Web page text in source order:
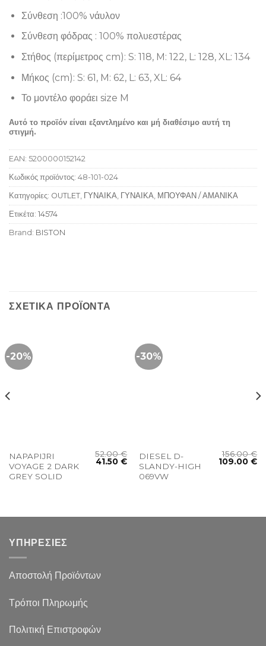
Σύνθεση :100% νάυλον
Σύνθεση φόδρας : 100% πολυεστέρας
Στήθος (περίμετρος cm): S: 118, M: 122, L: 128, XL: 134
Μήκος (cm): S: 61, M: 62, L: 63, XL: 64
Το μοντέλο φοράει size M
Αυτό το προϊόν είναι εξαντλημένο και μή διαθέσιμο αυτή τη
στιγμή.
EAN: 5200000152142
Κωδικός προϊόντος: 48-101-024
Κατηγορίες: OUTLET ΓΥΝΑΙΚΑ ΓΥΝΑΙΚΑ ΜΠΟΥΦΑΝ / ΑΜΑΝΙΚΑ
Ετικέτα: 14574
Brand: BISTON
ΣΧΕΤΙΚΆ ΠΡΟΪΌΝΤΑ
-20%
NAPAPIJRI
VOYAGE 2 DARK
GREY SOLID
52.00€
41.50€
-30%
DIESEL D-
SLANDY-HIGH
069VW
156.00€
109.00€
ΥΠΗΡΕΣΙΕΣ
Αποστολή Προϊόντων
Τρόποι Πληρωμής
Πολιτική Επιστροφών